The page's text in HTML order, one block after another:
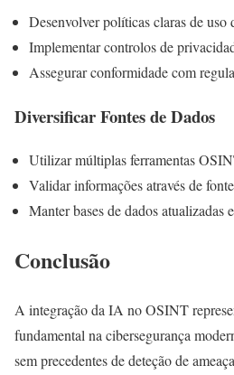
Desenvolver políticas claras de uso
Implementar controlos de
Assegurar conformidade com
Diversificar Fontes de Dados
Utilizar múltiplas ferramentas
Validar informações através de
Manter bases de dados atualizadas
Conclusão
A integração da IA no OSINT
fundamental na cibersegurança
sem precedentes de deteção de